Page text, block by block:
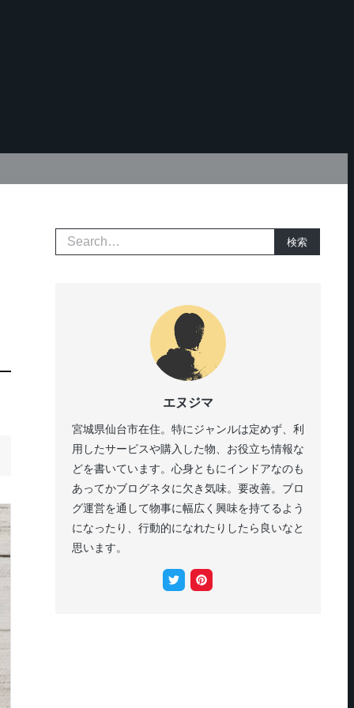
索
検索
エヌジマ
宮城県仙台市在住。特にジャンルは定めず、利
用したサービスや購入した物、お役立ち情報な
どを書いています。心身ともにインドアなのも
あってかブログネタに欠き気味。要改善。ブロ
グ運営を通して物事に幅広く興味を持てるよう
になったり、行動的になれたりしたら良いなと
思います。